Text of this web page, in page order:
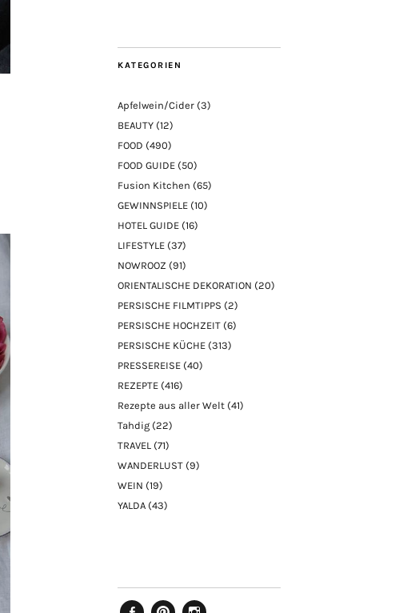
KATEGORIEN
Apfelwein/Cider (3)
BEAUTY (12)
FOOD (490)
FOOD GUIDE (50)
Fusion Kitchen (65)
GEWINNSPIELE (10)
HOTEL GUIDE (16)
LIFESTYLE (37)
NOWROOZ (91)
ORIENTALISCHE DEKORATION (20)
PERSISCHE FILMTIPPS (2)
PERSISCHE HOCHZEIT (6)
PERSISCHE KÜCHE (313)
PRESSEREISE (40)
REZEPTE (416)
Rezepte aus aller Welt (41)
Tahdig (22)
TRAVEL (71)
WANDERLUST (9)
WEIN (19)
YALDA (43)